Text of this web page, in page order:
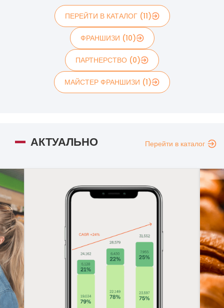
ПЕРЕЙТИ В КАТАЛОГ (11)
ФРАНШИЗИ (10)
ПАРТНЕРСТВО (0)
МАЙСТЕР ФРАНШИЗИ (1)
АКТУАЛЬНО Перейти в каталог